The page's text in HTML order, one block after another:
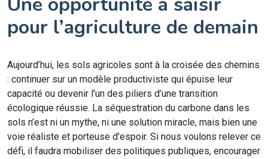
pour l’agriculture de demain
Aujourd’hui, les sols agricoles sont à la croisée des chemins
: continuer sur un modèle productiviste qui épuise leur
capacité ou devenir l’un des piliers d’une transition
écologique réussie. La séquestration du carbone dans les
sols n’est ni un mythe, ni une solution miracle, mais bien une
voie réaliste et porteuse d’espoir. Si nous voulons relever ce
défi, il faudra mobiliser des politiques publiques, encourager